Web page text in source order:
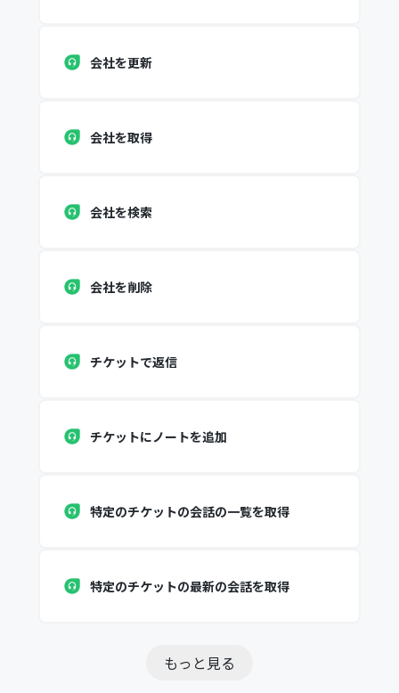
会社を更新
会社を取得
会社を検索
会社を削除
チケットで返信
チケットにノートを追加
特定のチケットの会話の一覧を取得
特定のチケットの最新の会話を取得
もっと見る